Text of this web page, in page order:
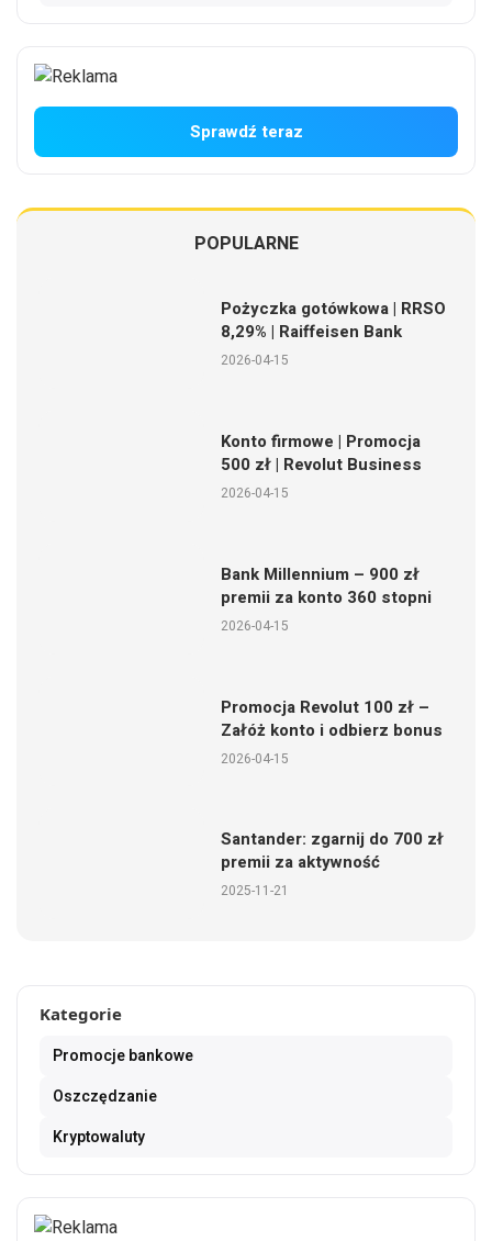
Sprawdź teraz
POPULARNE
Pożyczka gotówkowa | RRSO
8,29% | Raiffeisen Bank
2026-04-15
Konto firmowe | Promocja
500 zł | Revolut Business
2026-04-15
Bank Millennium – 900 zł
premii za konto 360 stopni
2026-04-15
Promocja Revolut 100 zł –
Załóż konto i odbierz bonus
2026-04-15
Santander: zgarnij do 700 zł
premii za aktywność
2025-11-21
Kategorie
Promocje bankowe
Oszczędzanie
Kryptowaluty